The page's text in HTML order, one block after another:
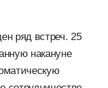
ряд встреч. 25
накануне